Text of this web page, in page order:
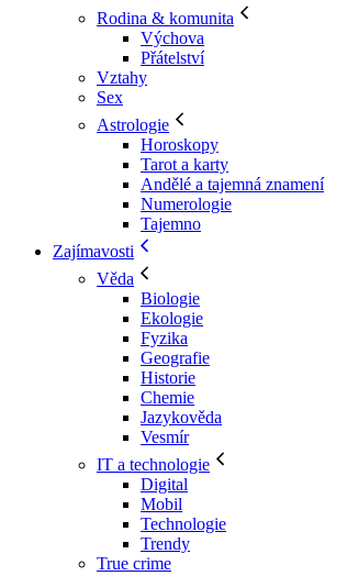
Rodina & komunita
Výchova
Přátelství
Vztahy
Sex
Astrologie
Horoskopy
Tarot a karty
Andělé a tajemná znamení
Numerologie
Tajemno
Zajímavosti
Věda
Biologie
Ekologie
Fyzika
Geografie
Historie
Chemie
Jazykověda
Vesmír
IT a technologie
Digital
Mobil
Technologie
Trendy
True crime